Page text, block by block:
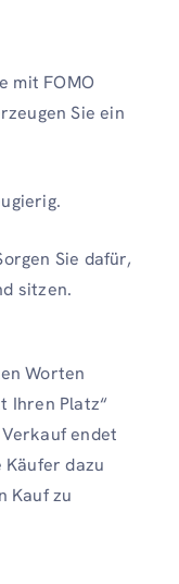
mit FOMO
Sie ein
Sie dafür,
sitzen.
Worten
Ihren Platz“
endet
dazu
Kauf zu